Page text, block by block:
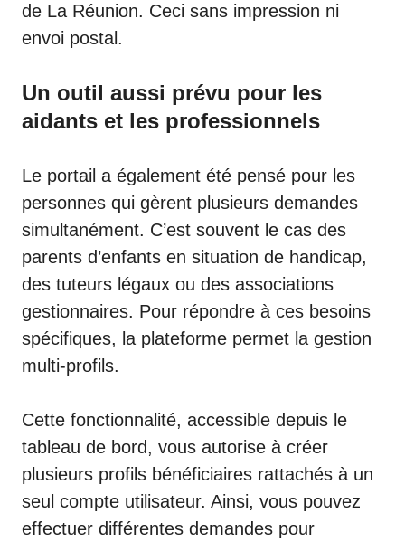
de La Réunion. Ceci sans impression ni
envoi postal.
Un outil aussi prévu pour les
aidants et les professionnels
Le portail a également été pensé pour les
personnes qui gèrent plusieurs demandes
simultanément. C’est souvent le cas des
parents d’enfants en situation de handicap,
des tuteurs légaux ou des associations
gestionnaires. Pour répondre à ces besoins
spécifiques, la plateforme permet la gestion
multi-profils.
Cette fonctionnalité, accessible depuis le
tableau de bord, vous autorise à créer
plusieurs profils bénéficiaires rattachés à un
seul compte utilisateur. Ainsi, vous pouvez
effectuer différentes demandes pour